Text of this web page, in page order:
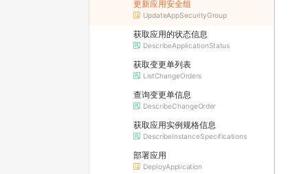
更新应用安全组
UpdateAppSecurityGroup
获取应用的状态信息
DescribeApplicationStatus
获取变更单列表
ListChangeOrders
查询变更单信息
DescribeChangeOrder
获取应用实例规格信息
DescribeInstanceSpecifications
部署应用
DeployApplication